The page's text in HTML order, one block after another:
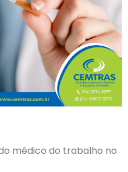
médico do trabalho no